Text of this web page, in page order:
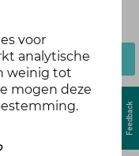
voor
analytische
weinig tot
mogen deze